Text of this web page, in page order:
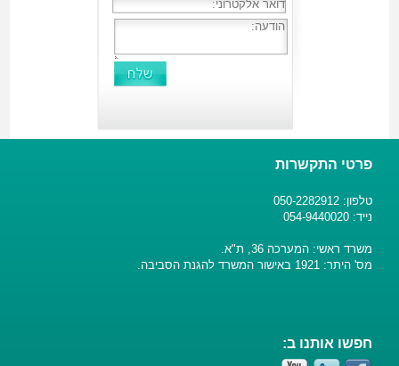
פרטי התקשרות
טלפון: 050-2282912
נייד: 054-9440020
משרד ראשי: המערכה 36, ת"א.
מס' היתר: 1921 באישור המשרד להגנת הסביבה.
חפשו אותנו ב: